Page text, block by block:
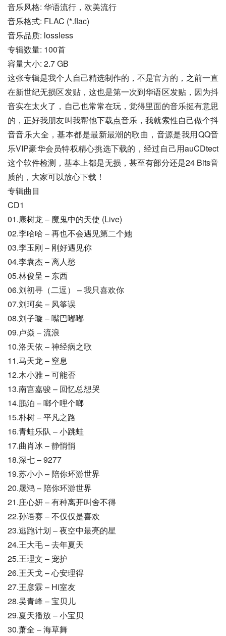
音乐风格: 华语流行，欧美流行
音乐格式: FLAC (*.flac)
音乐品质: lossless
专辑数量: 100首
容量大小: 2.7 GB
这张专辑是我个人自己精选制作的，不是官方的，之前一直
在新世纪无损区发贴，这也是第一次到华语区发贴，因为抖
音实在太火了，自己也常常在玩，觉得里面的音乐挺有意思
的，正好我朋友叫我帮他下载点音乐，我就索性自己做个抖
音音乐大全，基本都是最新最潮的歌曲，音源是我用QQ音
乐VIP豪华会员特权精心挑选下载的，经过自己用auCDtect
这个软件检测，基本上都是无损，甚至有部分还是24 Bits音
质的，大家可以放心下载！
专辑曲目
CD1
01.康树龙 – 魔鬼中的天使 (Live)
02.李哈哈 – 再也不会遇见第二个她
03.李玉刚 – 刚好遇见你
04.李袁杰 – 离人愁
05.林俊呈 – 东西
06.刘初寻（二逗） – 我只喜欢你
07.刘珂矣 – 风筝误
08.刘子璇 – 嘴巴嘟嘟
09.卢焱 – 流浪
10.洛天依 – 神经病之歌
11.马天龙 – 窒息
12.木小雅 – 可能否
13.南宫嘉骏 – 回忆总想哭
14.鹏泊 – 啷个哩个啷
15.朴树 – 平凡之路
16.青蛙乐队 – 小跳蛙
17.曲肖冰 – 静悄悄
18.深七 – 9277
19.苏小小 – 陪你环游世界
20.晟鸿 – 陪你环游世界
21.庄心妍 – 有种离开叫舍不得
22.孙语赛 – 不仅仅是喜欢
23.逃跑计划 – 夜空中最亮的星
24.王大毛 – 去年夏天
25.王理文 – 宠护
26.王天戈 – 心安理得
27.王彦霖 – Hi室友
28.吴青峰 – 宝贝儿
29.夏天播放 – 小宝贝
30.萧全 – 海草舞